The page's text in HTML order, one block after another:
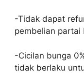
-Tidak dapat
pembelian partai
-Cicilan bunga
tidak berlaku